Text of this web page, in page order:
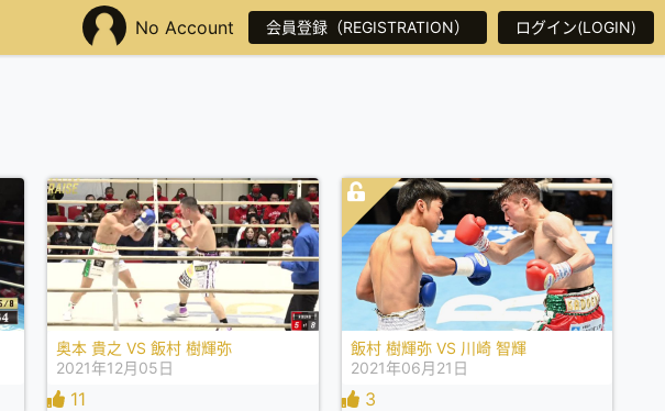
No Account 会員登録（REGISTRATION） ログイン(LOGIN)
奥本 貴之 VS 飯村 樹輝弥
2021年12月05日
11
飯村 樹輝弥 VS 川崎 智輝
2021年06月21日
3